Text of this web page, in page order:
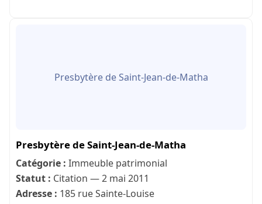
Presbytère de Saint-Jean-de-Matha
Presbytère de Saint-Jean-de-Matha
Catégorie : Immeuble patrimonial
Statut : Citation — 2 mai 2011
Adresse : 185 rue Sainte-Louise